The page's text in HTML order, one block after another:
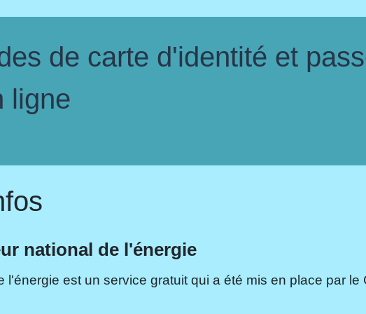
de carte d'identité et
ligne
national de l'énergie
l'énergie est un service gratuit qui a été mis en place par